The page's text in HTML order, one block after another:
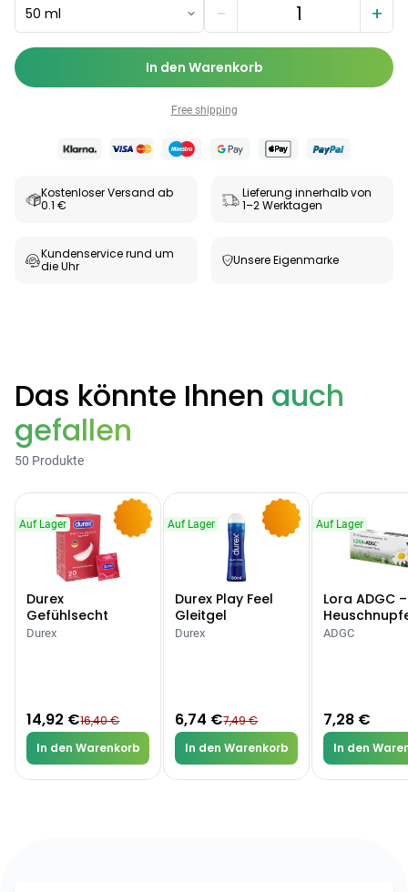
50 ml − +
In den Warenkorb
Free shipping
Kostenloser Versand ab
0.1 €
Lieferung innerhalb von
1–2 Werktagen
Kundenservice rund um
die Uhr
Unsere Eigenmarke
Das könnte Ihnen auch
gefallen
50 Produkte
-9%
Auf Lager
Durex
Gefühlsecht
Classic Kondome
Durex
14,92 €16,40 €
In den Warenkorb
-10%
Auf Lager
Durex Play Feel
Gleitgel
Durex
6,74 €7,49 €
In den Warenkorb
Auf Lager
Lora ADGC
Allergien
ADGC
7,28 €
In den